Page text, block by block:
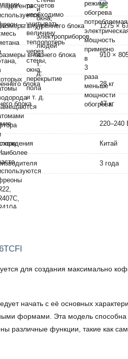
внутреннего блока
1275 ×
внешнего блока
910 ×
блока 28 кг
блока 47 кг
220–240
Китай
3 года
для создания максимально
начать с её основных
формами. Эта модель способна
функции, такие как